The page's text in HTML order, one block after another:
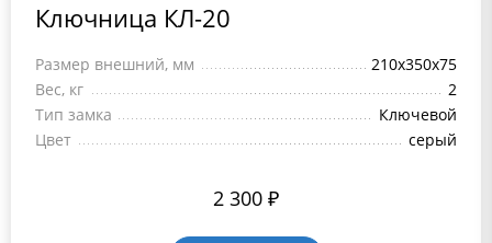
Ключница КЛ-20
Размер внешний, мм
210x350x75
Вес, кг
2
Тип замка
Ключевой
Цвет
серый
2 300 ₽